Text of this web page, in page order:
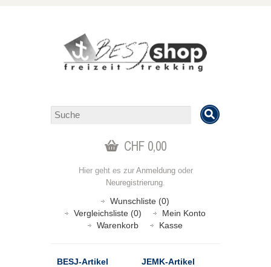
CHF 0,00
Hier geht es zur Anmeldungoder
Neuregistrierung.
Wunschliste (0)
Vergleichsliste (0)
Mein Konto
Warenkorb
Kasse
BESJ-Artikel
JEMK-Artikel